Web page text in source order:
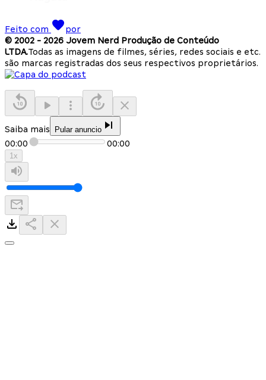
Feito com
por
© 2002 - 2026 Jovem Nerd Produção de Conteúdo
LTDA.Todas as imagens de filmes, séries, redes sociais e etc.
são marcas registradas dos seus respectivos proprietários.
Saiba mais Pular anuncio
00:00 00:00
1x